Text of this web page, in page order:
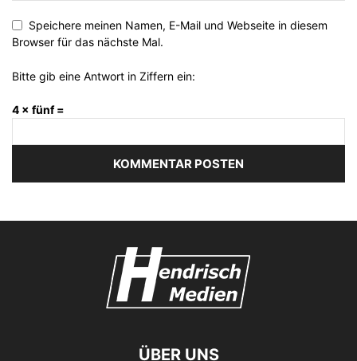
Speichere meinen Namen, E-Mail und Webseite in diesem
Browser für das nächste Mal.
Bitte gib eine Antwort in Ziffern ein:
4 × fünf =
ÜBER UNS